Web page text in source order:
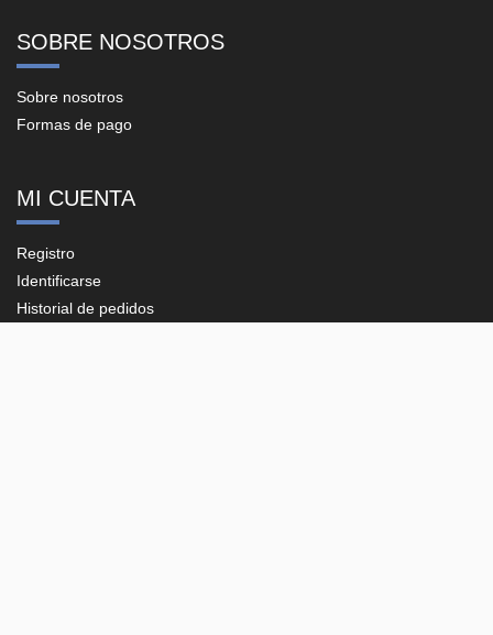
SOBRE NOSOTROS
Sobre nosotros
Formas de pago
MI CUENTA
Registro
Identificarse
Historial de pedidos